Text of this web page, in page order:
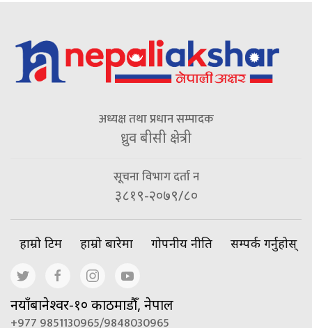
अध्यक्ष तथा प्रधान सम्पादक
ध्रुव बीसी क्षेत्री
सूचना विभाग दर्ता न
३८१९-२०७९/८०
हाम्रो टिम हाम्रो बारेमा गोपनीय नीति सम्पर्क गर्नुहोस्
नयाँबानेश्वर-१० काठमाडौँ, नेपाल
+977 9851130965/9848030965